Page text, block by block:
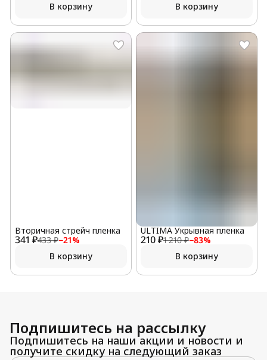
В корзину В корзину
341 ₽433 ₽−21%
Вторичная стрейч пленка
В корзину
210 ₽1 210 ₽−83%
ULTIMA Укрывная пленка
В корзину
Подпишитесь на рассылку
Подпишитесь на наши акции и новости и
получите скидку на следующий заказ